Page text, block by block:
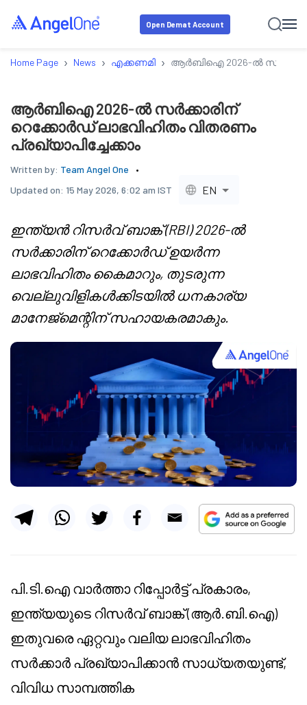
Open Demat Account
Home Page › News › എക്കണമി › ആർബിഐ 2026-ൽ
ആർബിഐ 2026-ൽ സർക്കാരിന്
റെക്കോർഡ് ലാഭവിഹിതം വിതരണം
പ്രഖ്യാപിച്ചേക്കാം
Written by: Team Angel One
Updated on: 15 May 2026, 6:02 am IST EN
ഇന്ത്യൻ റിസർവ് ബാങ്ക് (RBI) 2026-ൽ
സർക്കാരിന് റെക്കോർഡ് ഉയർന്ന
ലാഭവിഹിതം കൈമാറും, തുടരുന്ന
വെല്ലുവിളികൾക്കിടയിൽ ധനകാര്യ
മാനേജ്മെന്റിന് സഹായകരമാകും.
പി.ടി.ഐ വാർത്താ റിപ്പോർട്ട് പ്രകാരം,
ഇന്ത്യയുടെ റിസർവ് ബാങ്ക് (ആർ.ബി.ഐ)
ഇതുവരെ ഏറ്റവും വലിയ ലാഭവിഹിതം
സർക്കാർ പ്രഖ്യാപിക്കാൻ സാധ്യതയുണ്ട്,
വിവിധ സാമ്പത്തിക